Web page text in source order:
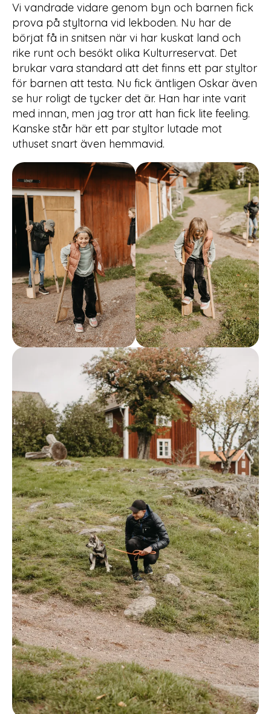
Vi vandrade vidare genom byn och barnen fick
prova på styltorna vid lekboden. Nu har de
börjat få in snitsen när vi har kuskat land och
rike runt och besökt olika Kulturreservat. Det
brukar vara standard att det finns ett par styltor
för barnen att testa. Nu fick äntligen Oskar även
se hur roligt de tycker det är. Han har inte varit
med innan, men jag tror att han fick lite feeling.
Kanske står här ett par styltor lutade mot
uthuset snart även hemmavid.